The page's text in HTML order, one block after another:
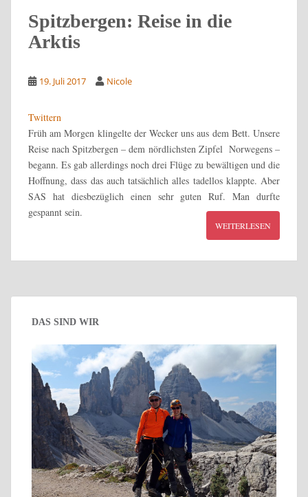
Spitzbergen: Reise in die
Arktis
19. Juli 2017 Nicole
Twittern
Früh am Morgen klingelte der Wecker uns aus dem Bett. Unsere
Reise nach Spitzbergen – dem nördlichsten Zipfel Norwegens –
begann. Es gab allerdings noch drei Flüge zu bewältigen und die
Hoffnung, dass das auch tatsächlich alles tadellos klappte. Aber
SAS hat diesbezüglich einen sehr guten Ruf. Man durfte
gespannt sein.
WEITERLESEN
DAS SIND WIR